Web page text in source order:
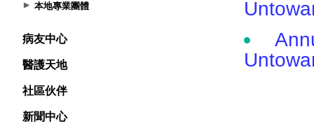
本地專業團體
病友中心
醫護天地
社區伙伴
新聞中心